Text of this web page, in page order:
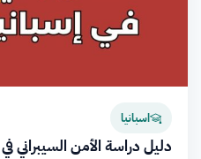
اسبانيا
دليل دراسة الأمن السيبراني